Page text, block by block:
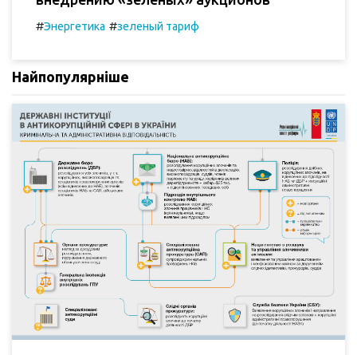
#Энергетика #зеленый тариф
Найпопулярніше